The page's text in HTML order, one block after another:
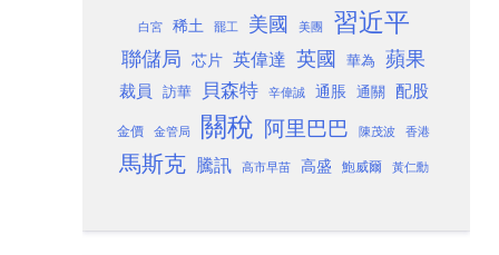
白宮 稀土 罷工 美國 美團 習近平
聯儲局 芯片 英偉達 英國 華為 蘋果
裁員 訪華 貝森特 辛偉誠 通脹 通關 配股
金價 金管局 關稅 阿里巴巴 陳茂波 香港
馬斯克 騰訊 高市早苗 高盛 鮑威爾 黃仁勳